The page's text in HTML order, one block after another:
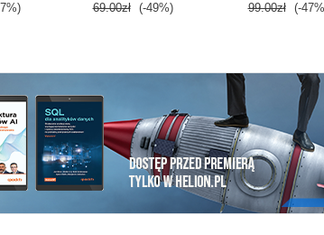
69.00zł (-49%) 99.00zł (-